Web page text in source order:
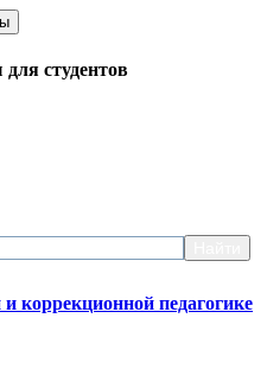
студентов
коррекционной педагогике